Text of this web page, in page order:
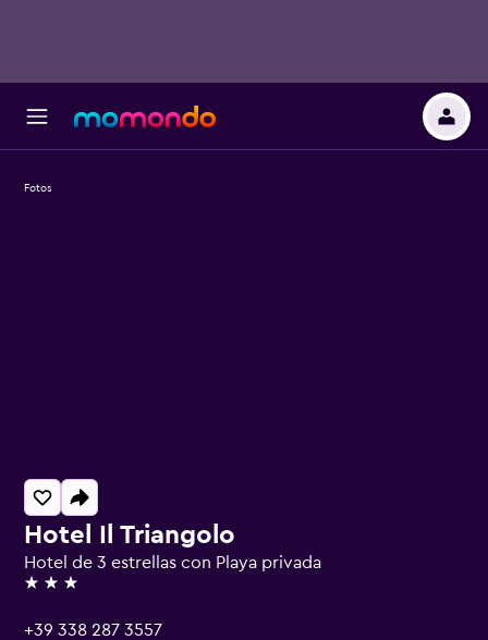
Hotel Il Triangolo
Hotel de 3 estrellas con Playa privada
3 estrellas
+39 338 287 3557
Fotos